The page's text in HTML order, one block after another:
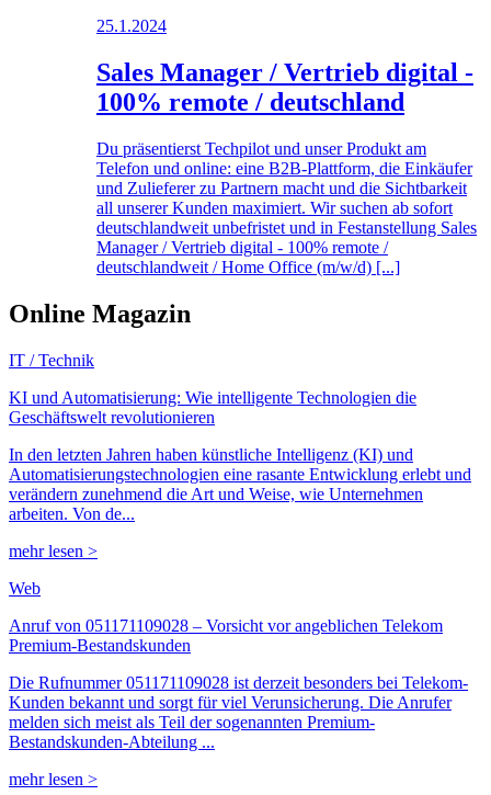
25.1.2024
Sales Manager / Vertrieb digital -
100% remote / deutschland
Du präsentierst Techpilot und unser Produkt am
Telefon und online: eine B2B-Plattform, die Einkäufer
und Zulieferer zu Partnern macht und die Sichtbarkeit
all unserer Kunden maximiert. Wir suchen ab sofort
deutschlandweit unbefristet und in Festanstellung Sales
Manager / Vertrieb digital - 100% remote /
deutschlandweit / Home Office (m/w/d) [...]
Online Magazin
IT / Technik
KI und Automatisierung: Wie intelligente Technologien die
Geschäftswelt revolutionieren
In den letzten Jahren haben künstliche Intelligenz (KI) und
Automatisierungstechnologien eine rasante Entwicklung erlebt und
verändern zunehmend die Art und Weise, wie Unternehmen
arbeiten. Von de...
mehr lesen >
Web
Anruf von 051171109028 – Vorsicht vor angeblichen Telekom
Premium-Bestandskunden
Die Rufnummer 051171109028 ist derzeit besonders bei Telekom-
Kunden bekannt und sorgt für viel Verunsicherung. Die Anrufer
melden sich meist als Teil der sogenannten Premium-
Bestandskunden-Abteilung ...
mehr lesen >